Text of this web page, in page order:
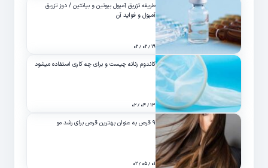
طریقه تزریق آمپول بیوتین و بپانتین / دوز تزریق
آمپول و فواید آن
۱۹ / ۰۲ / ۰۲
کاندوم زنانه چیست و برای چه کاری استفاده میشود
۱۳ / ۰۴ / ۰۲
۹ قرص به عنوان بهترین قرص برای رشد مو
۰۱ / ۰۵ / ۰۲